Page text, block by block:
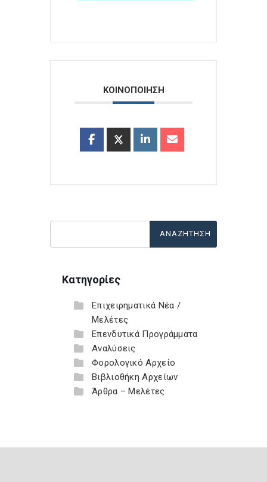
ΚΟΙΝΟΠΟΙΗΣΗ
Κατηγορίες
Επιχειρηματικά Νέα /
Μελέτες
Επενδυτικά Προγράμματα
Αναλύσεις
Φορολογικό Αρχείο
Βιβλιοθήκη Αρχείων
Άρθρα – Μελέτες